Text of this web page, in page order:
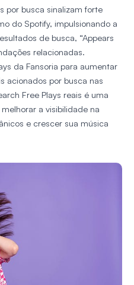
por busca sinalizam forte
do Spotify, impulsionando a
de busca, “Appears
relacionadas.
da Fansoria para aumentar
acionados por busca nas
Free Plays reais é uma
a visibilidade na
e crescer sua música